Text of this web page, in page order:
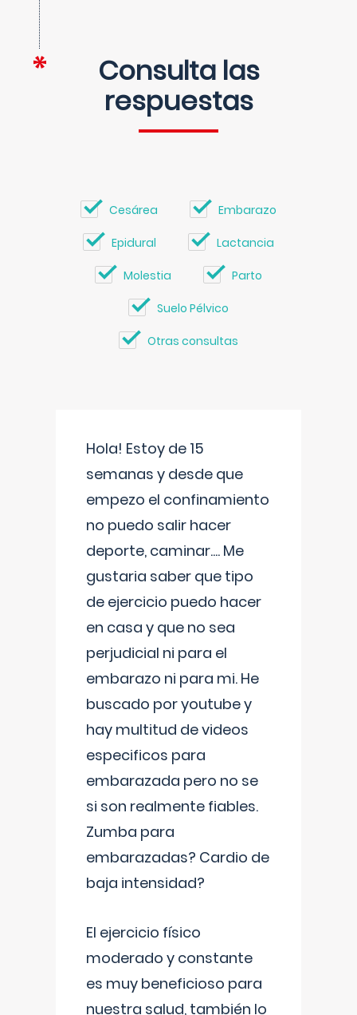
Consulta las
respuestas
Cesárea Embarazo
Epidural Lactancia
Molestia Parto
Suelo Pélvico
Otras consultas
Hola! Estoy de 15
semanas y desde que
empezo el confinamiento
no puedo salir hacer
deporte, caminar.... Me
gustaria saber que tipo
de ejercicio puedo hacer
en casa y que no sea
perjudicial ni para el
embarazo ni para mi. He
buscado por youtube y
hay multitud de videos
especificos para
embarazada pero no se
si son realmente fiables.
Zumba para
embarazadas? Cardio de
baja intensidad?
El ejercicio físico
moderado y constante
es muy beneficioso para
nuestra salud, también lo